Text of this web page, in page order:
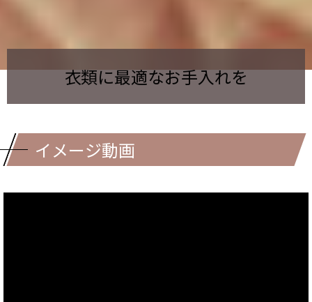
衣類に最適なお手入れを
イメージ動画